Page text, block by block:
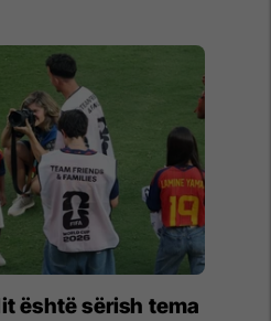
është sërish tema